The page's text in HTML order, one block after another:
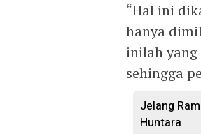
“Hal ini
hanya
inilah
sehingga
‎Jelang
Huntara